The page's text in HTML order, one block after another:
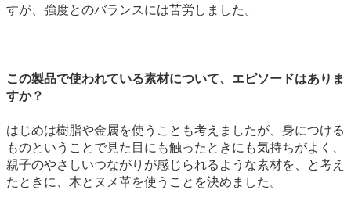
すが、強度とのバランスには苦労しました。
この製品で使われている素材について、エピソードはありま
すか？
はじめは樹脂や金属を使うことも考えましたが、身につける
ものということで見た目にも触ったときにも気持ちがよく、
親子のやさしいつながりが感じられるような素材を、と考え
たときに、木とヌメ革を使うことを決めました。